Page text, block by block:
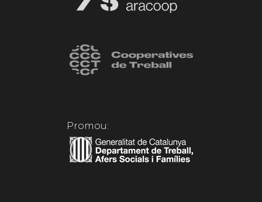
Promou: